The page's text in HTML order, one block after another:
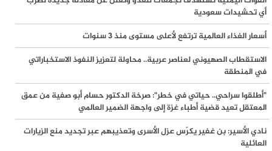
أمريكي بوقف الهجمات الإسرائيلية
الأمم المتحدة: 10% من سكان غزة على أعتاب المجاعة وتحذيرات من تدهور
كارثي حال تراجع المساعدات
الصحة في غزة: أدوية السرطان وأمراض الدم تتصدر قائمة النقص الدوائي
وتحذيرات من توقف خدمات حيوية
أي تحشيدات سعودية
أسعار الغذاء العالمية ترتفع لأعلى مستوى منذ 3 سنوات
الاستقطاب الصهيوني لعناصر عربية.. محاولة لتعزيز النفوذ الاستخباراتي
في المنطقة
"أطلقوا سراحي.. حياتي في خطر": صرخة الدكتور حسام أبو صفية من عمق
المعتقل تعيد قضية أطباء غزة إلى واجهة الضمير العالمي
نادي الأسير: بن غفير يكرّس عزل الأسرى وتعذيبهم عبر تجديد منع الزيارات
العائلية